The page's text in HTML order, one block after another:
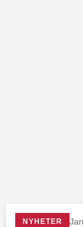
NYHETER